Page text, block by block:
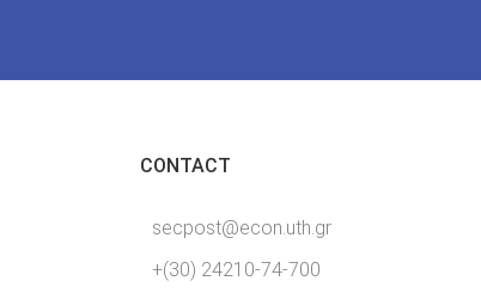
CONTACT
secpost@econ.uth.gr
+(30) 24210-74-700